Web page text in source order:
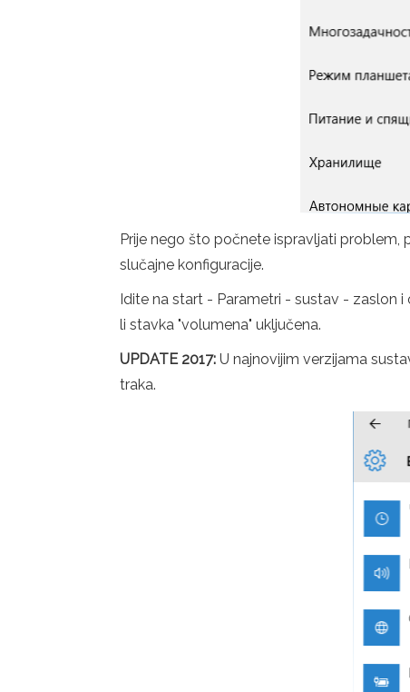
Prije nego što počnete ispravljati problem,
slučajne konfiguracije.
Idite na start - Parametri - sustav - zaslon i
li stavka "volumena" uključena.
UPDATE 2017: U najnovijim verzijama
traka.